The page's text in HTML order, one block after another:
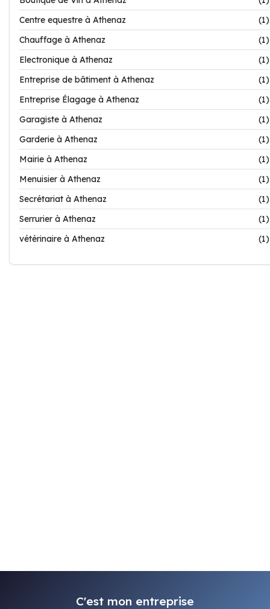
Centre equestre à Athenaz
(1)
Chauffage à Athenaz
(1)
Electronique à Athenaz
(1)
Entreprise de bâtiment à Athenaz
(1)
Entreprise Élagage à Athenaz
(1)
Garagiste à Athenaz
(1)
Garderie à Athenaz
(1)
Mairie à Athenaz
(1)
Menuisier à Athenaz
(1)
Secrétariat à Athenaz
(1)
Serrurier à Athenaz
(1)
vétérinaire à Athenaz
(1)
C'est mon entreprise